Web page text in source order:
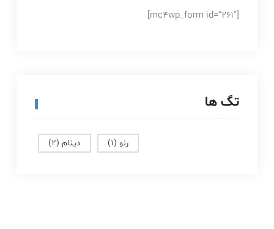
[mc4wp_form id=”261″]
تگ ها
دینام (2) رنو (1)